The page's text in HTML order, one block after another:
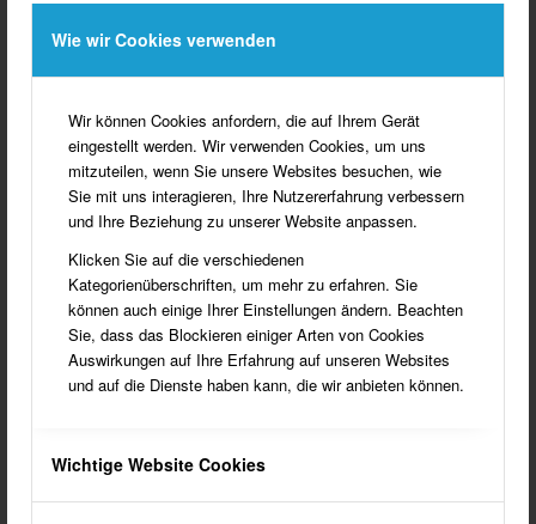
Wie wir Cookies verwenden
Wir können Cookies anfordern, die auf Ihrem Gerät
eingestellt werden. Wir verwenden Cookies, um uns
mitzuteilen, wenn Sie unsere Websites besuchen, wie
Sie mit uns interagieren, Ihre Nutzererfahrung verbessern
und Ihre Beziehung zu unserer Website anpassen.
Klicken Sie auf die verschiedenen
Kategorienüberschriften, um mehr zu erfahren. Sie
können auch einige Ihrer Einstellungen ändern. Beachten
Sie, dass das Blockieren einiger Arten von Cookies
Auswirkungen auf Ihre Erfahrung auf unseren Websites
und auf die Dienste haben kann, die wir anbieten können.
Wichtige Website Cookies
Emmerich, Franz-
Josef Bucks,
Elisabeth
Schöning,
Hermann Gehling.
wird vorbereitet
eingenommen.